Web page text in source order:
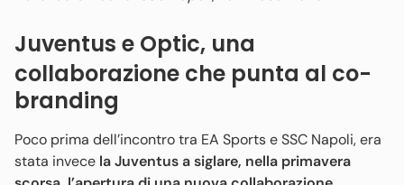
Juventus e Optic, una
collaborazione che punta al co-
branding
Poco prima dell’incontro tra EA Sports e SSC Napoli, era
stata invece la Juventus a siglare, nella primavera